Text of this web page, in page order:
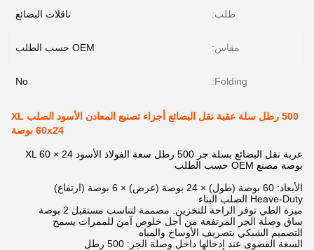
طلب: ناقلات البضائع
مقاس: OEM حسب الطلب
Folding:
No
500 رطل سلة عقبة نقل البضائع أجزاء تصنيع المعادن الأسود الصلب XL
60x24 بوصة
عربة نقل البضائع بسلة جر 500 رطل سعة الفولاذ الأسود XL 60 × 24
بوصة مصنع OEM حسب الطلب
الأبعاد: 60 بوصة (طول) × 24 بوصة (عرض) × 6 بوصة (ارتفاع)
Heave-Duty الصلب البناء
ميزة الطي توفر الراحة للتخزين. مصممة لتناسب مستقبل 2 بوصة
ساق وصلة الجر المرتفعة من أجل خلوص آمن للممرات يسمح
التصميم الشبكي بتصريف الأوساخ والمياه
السعة القصوى عند إدخالها داخل وصلة الجر: 500 رطل